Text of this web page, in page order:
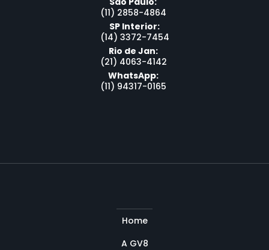
(11) 2858-4864
SP Interior:
(14) 3372-7454
Rio de Jan:
(21) 4063-4142
WhatsApp:
(11) 94317-0165
Home
A GV8